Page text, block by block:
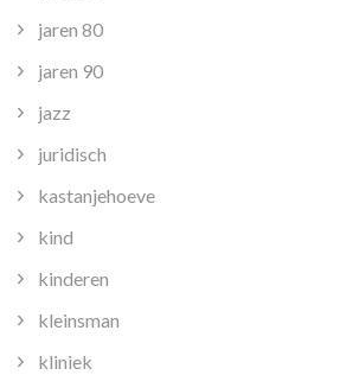
jaren 80
jaren 90
jazz
juridisch
kastanjehoeve
kind
kinderen
kleinsman
kliniek